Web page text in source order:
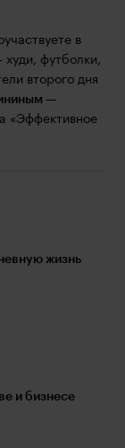
в
футболки,
второго дня
—
«Эффективное
жизнь
и бизнесе